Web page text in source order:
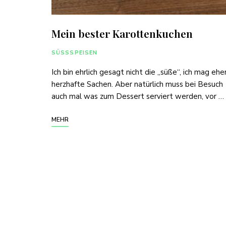
Mein bester Karottenkuchen
SÜSSSPEISEN
Ich bin ehrlich gesagt nicht die „süße“, ich mag
herzhafte Sachen. Aber natürlich muss bei Besuch
auch mal was zum Dessert serviert werden, vor …
MEHR